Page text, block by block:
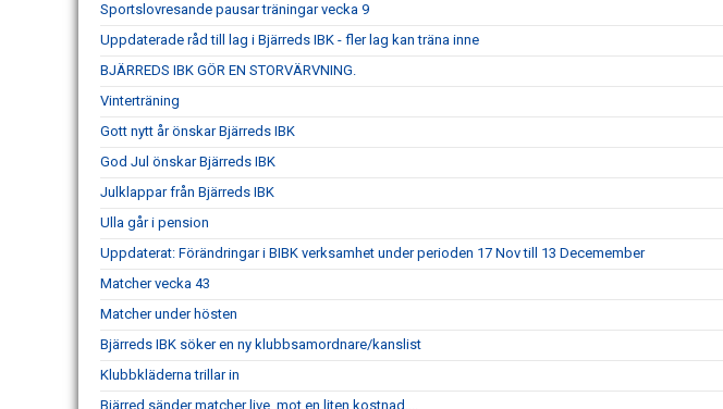
Sportslovresande pausar träningar vecka 9
Uppdaterade råd till lag i Bjärreds IBK - fler lag kan träna inne
BJÄRREDS IBK GÖR EN STORVÄRVNING.
Vinterträning
Gott nytt år önskar Bjärreds IBK
God Jul önskar Bjärreds IBK
Julklappar från Bjärreds IBK
Ulla går i pension
Uppdaterat: Förändringar i BIBK verksamhet under perioden 17 Nov till 13 Decemember
Matcher vecka 43
Matcher under hösten
Bjärreds IBK söker en ny klubbsamordnare/kanslist
Klubbkläderna trillar in
Bjärred sänder matcher live, mot en liten kostnad....